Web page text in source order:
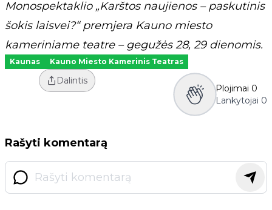
Monospektaklio „Karštos naujienos – paskutinis
šokis laisvei?“ premjera Kauno miesto
kameriniame teatre – gegužės 28, 29 dienomis.
Kaunas Kauno Miesto Kamerinis Teatras
Dalintis
Plojimai 0
Lankytojai 0
Rašyti komentarą